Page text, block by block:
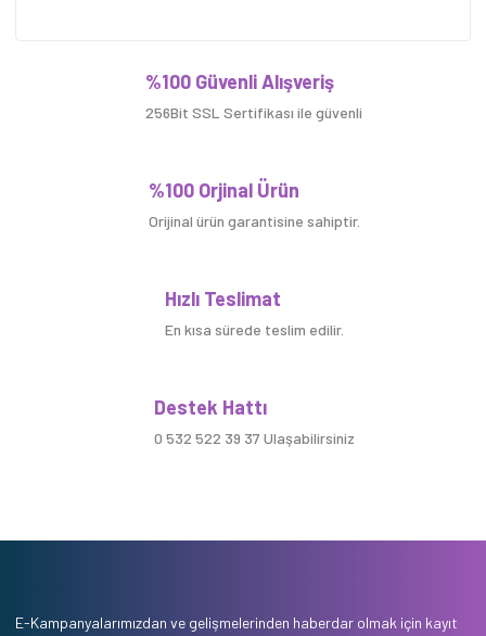
%100 Güvenli Alışveriş
256Bit SSL Sertifikası ile güvenli
%100 Orjinal Ürün
Orijinal ürün garantisine sahiptir.
Hızlı Teslimat
En kısa sürede teslim edilir.
Destek Hattı
0 532 522 39 37 Ulaşabilirsiniz
E-Kampanyalarımızdan ve gelişmelerinden haberdar olmak için kayıt